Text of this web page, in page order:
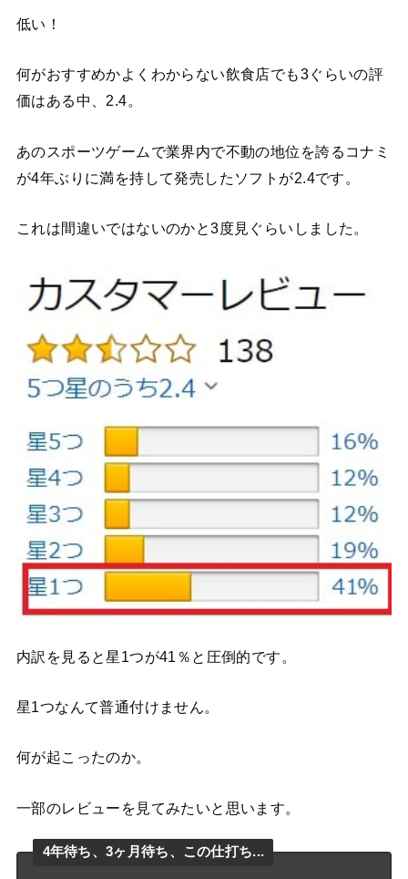
低い！
何がおすすめかよくわからない飲食店でも3ぐらいの評
価はある中、2.4。
あのスポーツゲームで業界内で不動の地位を誇るコナミ
が4年ぶりに満を持して発売したソフトが2.4です。
これは間違いではないのかと3度見ぐらいしました。
内訳を見ると星1つが41％と圧倒的です。
星1つなんて普通付けません。
何が起こったのか。
一部のレビューを見てみたいと思います。
4年待ち、3ヶ月待ち、この仕打ち...